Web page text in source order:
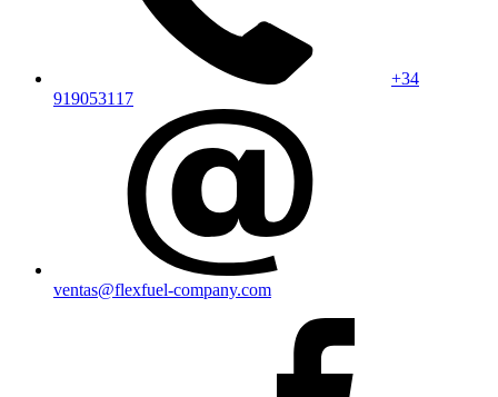
+34
919053117
ventas@flexfuel-company.com